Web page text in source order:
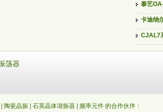
泰艺
卡迪纳
CJAL7
荡器
瓷晶振 | 石英晶体谐振器 | 频率元件 的合作伙伴：